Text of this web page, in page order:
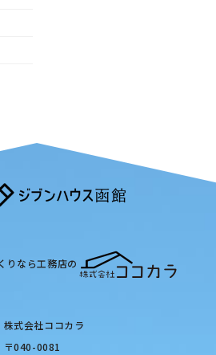
りなら工務店の
株式会社ココカラ
〒040-0081